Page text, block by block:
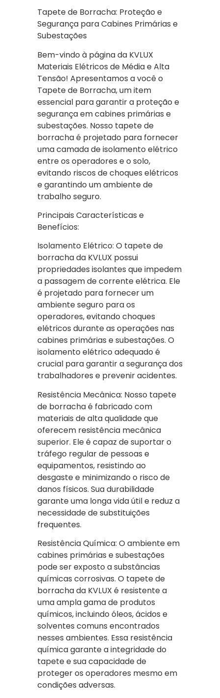
Tapete de Borracha: Proteção e
Segurança para Cabines Primárias e
Subestações
Bem-vindo à página da KVLUX
Materiais Elétricos de Média e Alta
Tensão! Apresentamos a você o
Tapete de Borracha, um item
essencial para garantir a proteção e
segurança em cabines primárias e
subestações. Nosso tapete de
borracha é projetado para fornecer
uma camada de isolamento elétrico
entre os operadores e o solo,
evitando riscos de choques elétricos
e garantindo um ambiente de
trabalho seguro.
Principais Características e
Benefícios:
Isolamento Elétrico: O tapete de
borracha da KVLUX possui
propriedades isolantes que impedem
a passagem de corrente elétrica. Ele
é projetado para fornecer um
ambiente seguro para os
operadores, evitando choques
elétricos durante as operações nas
cabines primárias e subestações. O
isolamento elétrico adequado é
crucial para garantir a segurança dos
trabalhadores e prevenir acidentes.
Resistência Mecânica: Nosso tapete
de borracha é fabricado com
materiais de alta qualidade que
oferecem resistência mecânica
superior. Ele é capaz de suportar o
tráfego regular de pessoas e
equipamentos, resistindo ao
desgaste e minimizando o risco de
danos físicos. Sua durabilidade
garante uma longa vida útil e reduz a
necessidade de substituições
frequentes.
Resistência Química: O ambiente em
cabines primárias e subestações
pode ser exposto a substâncias
químicas corrosivas. O tapete de
borracha da KVLUX é resistente a
uma ampla gama de produtos
químicos, incluindo óleos, ácidos e
solventes comuns encontrados
nesses ambientes. Essa resistência
química garante a integridade do
tapete e sua capacidade de
proteger os operadores mesmo em
condições adversas.